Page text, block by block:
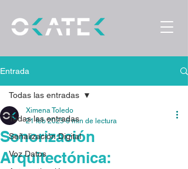
Entrada
Todas las entradas
Señalización Digital
Voz Datos
Todas las entradas
Sonorización
Arquitectónica:
Ximena Toledo
21 feb 2025 6 min de lectura